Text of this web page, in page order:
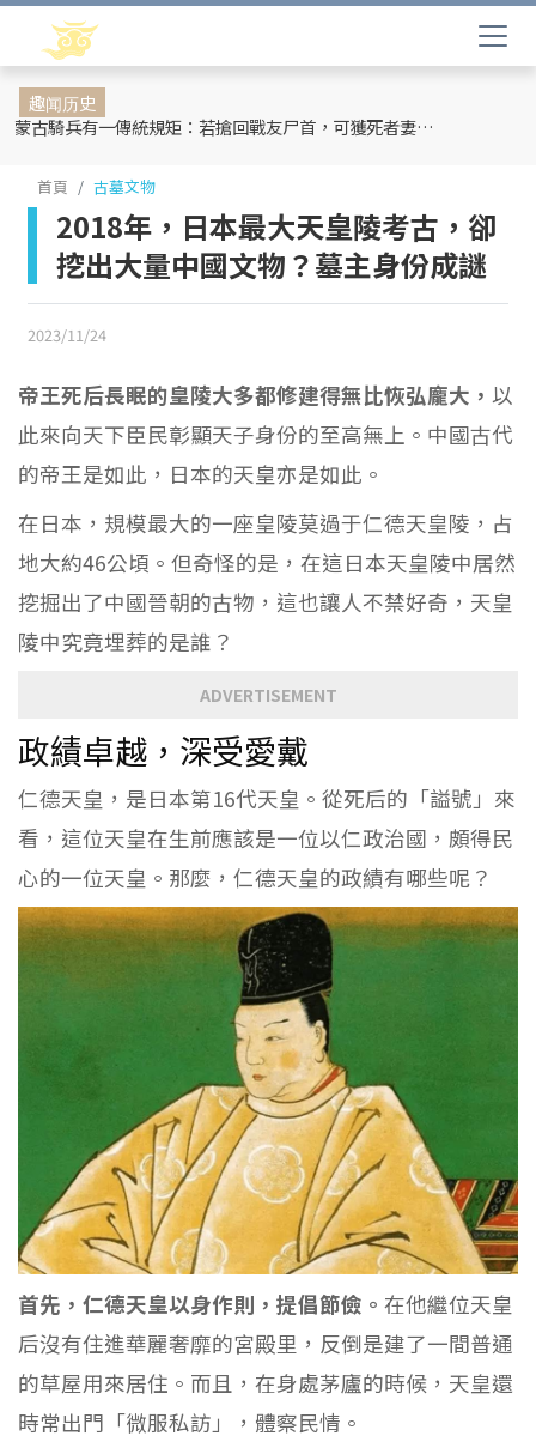
趣闻历史
蒙古騎兵有一傳統規矩：若搶回戰友尸首，可獲死者妻妾和全部牲畜
首頁 古墓文物
2018年，日本最大天皇陵考古，卻
挖出大量中國文物？墓主身份成謎
2023/11/24
帝王死后長眠的皇陵大多都修建得無比恢弘龐大， 以
此來向天下臣民彰顯天子身份的至高無上。中國古代
的帝王是如此，日本的天皇亦是如此。
在日本，規模最大的一座皇陵莫過于仁德天皇陵，占
地大約46公頃。但奇怪的是，在這日本天皇陵中居然
挖掘出了中國晉朝的古物，這也讓人不禁好奇，天皇
陵中究竟埋葬的是誰？
ADVERTISEMENT
政績卓越，深受愛戴
仁德天皇，是日本第16代天皇。從死后的「謚號」來
看，這位天皇在生前應該是一位以仁政治國，頗得民
心的一位天皇。那麼，仁德天皇的政績有哪些呢？
首先，仁德天皇以身作則，提倡節儉。 在他繼位天皇
后沒有住進華麗奢靡的宮殿里，反倒是建了一間普通
的草屋用來居住。而且，在身處茅廬的時候，天皇還
時常出門「微服私訪」，體察民情。